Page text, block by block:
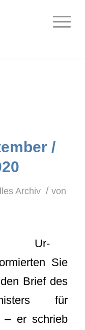
/
Archiv / von
Ur-
Sie
Brief des
für
– er schrieb